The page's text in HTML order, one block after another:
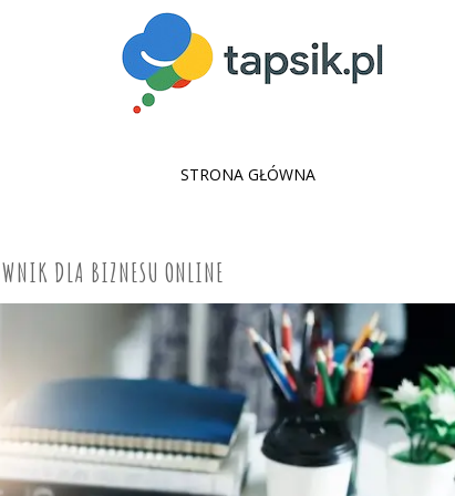
SKIP
STRONA GŁÓWNA
DLA BIZNESU ONLINE